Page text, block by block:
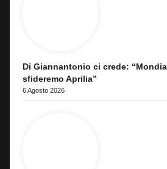
Di Giannantonio ci crede:
sfideremo Aprilia”
6 Agosto 2026